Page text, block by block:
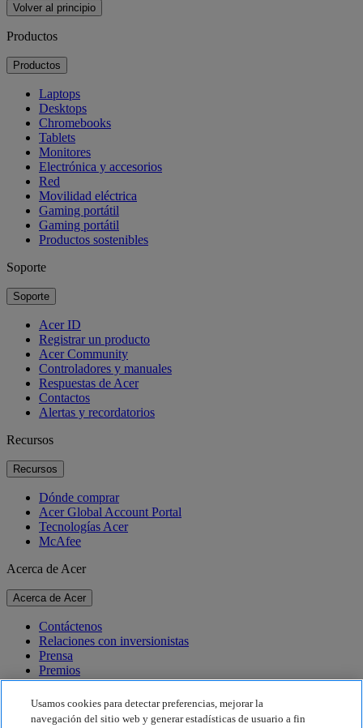
Volver al principio
Productos
Productos
Laptops
Desktops
Chromebooks
Tablets
Monitores
Electrónica y accesorios
Red
Movilidad eléctrica
Gaming portátil
Gaming portátil
Productos sostenibles
Soporte
Soporte
Acer ID
Registrar un producto
Acer Community
Controladores y manuales
Respuestas de Acer
Contactos
Alertas y recordatorios
Recursos
Recursos
Dónde comprar
Acer Global Account Portal
Tecnologías Acer
McAfee
Acerca de Acer
Acerca de Acer
Contáctenos
Relaciones con inversionistas
Prensa
Premios
Eventos
Sostenibilidad
Usamos cookies para detectar preferencias, mejorar la
navegación del sitio web y generar estadísticas de usuario a fin